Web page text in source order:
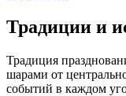
Традиции и
Традиция
шарами от
событий в каждом